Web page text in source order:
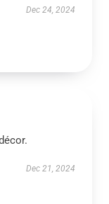
Dec 24, 2024
Dec 21, 2024